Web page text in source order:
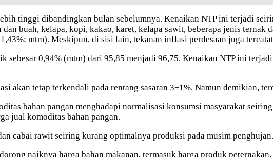
tinggi dibandingkan bulan sebelumnya. Kenaikan NTP ini terjadi
buah, kelapa, kopi, kakao, karet, kelapa sawit, beberapa jenis ternak
mtm). Meskipun, di sisi lain, tekanan inflasi perdesaan juga
sebesar 0,94% (mtm) dari 95,85 menjadi 96,75. Kenaikan NTP ini
akan tetap terkendali pada rentang sasaran 3±1%. Namun demikian,
bahan pangan menghadapi normalisasi konsumsi masyarakat
jual komoditas bahan pangan.
cabai rawit seiring kurang optimalnya produksi pada musim penghujan.
naiknya harga bahan makanan, termasuk harga produk peternakan.